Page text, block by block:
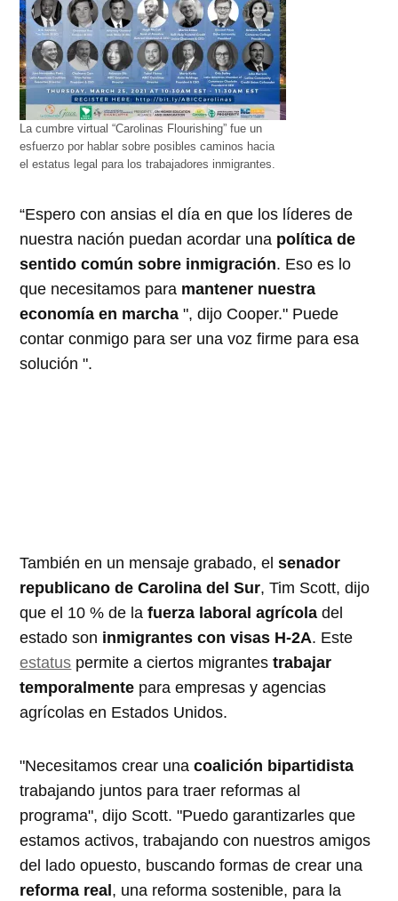
La cumbre virtual “Carolinas Flourishing” fue un
esfuerzo por hablar sobre posibles caminos hacia
el estatus legal para los trabajadores inmigrantes.
“Espero con ansias el día en que los líderes de
nuestra nación puedan acordar una política de
sentido común sobre inmigración. Eso es lo
que necesitamos para mantener nuestra
economía en marcha ", dijo Cooper." Puede
contar conmigo para ser una voz firme para esa
solución ".
También en un mensaje grabado, elsenador
republicano de Carolina del Sur, Tim Scott, dijo
que el 10 % de lafuerza laboral agrícola del
estado son inmigrantes con visas H-2A. Este
estatus permite a ciertos migrantestrabajar
temporalmente para empresas y agencias
agrícolas en Estados Unidos.
"Necesitamos crear unacoalición bipartidista
trabajando juntos para traer reformas al
programa", dijo Scott. "Puedo garantizarles que
estamos activos, trabajando con nuestros amigos
del lado opuesto, buscando formas de crear una
reforma real , una reforma sostenible, para la